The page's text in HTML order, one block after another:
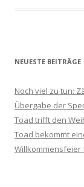
NEUESTE BEITRÄGE
Noch viel zu tun:
Übergabe der
Toad trifft den
Toad bekommt
Willkommensfeier